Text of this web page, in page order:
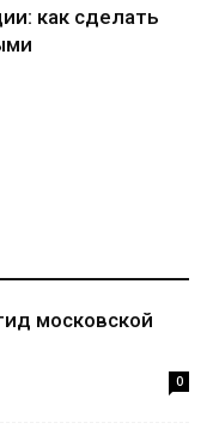
как сделать
московской
0